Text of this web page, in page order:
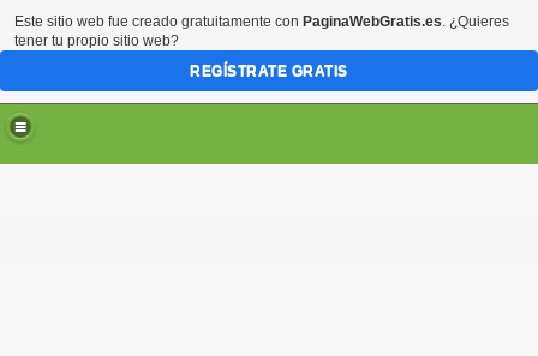
Este sitio web fue creado gratuitamente con PaginaWebGratis.es. ¿Quieres
tener tu propio sitio web?
REGÍSTRATE GRATIS